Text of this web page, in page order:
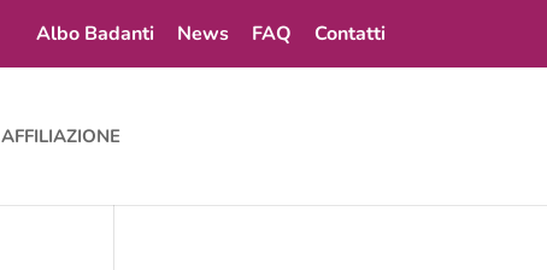
Albo Badanti News FAQ Contatti
AFFILIAZIONE